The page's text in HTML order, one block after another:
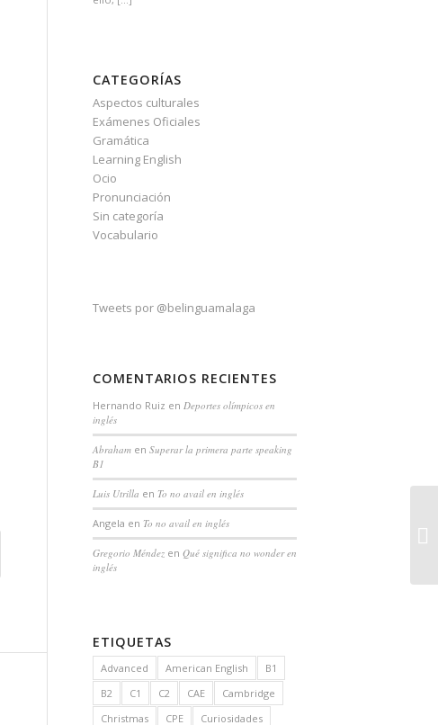
CATEGORÍAS
Aspectos culturales
Exámenes Oficiales
Gramática
Learning English
Ocio
Pronunciación
Sin categoría
Vocabulario
Tweets por @belinguamalaga
COMENTARIOS RECIENTES
Hernando Ruiz en Deportes olímpicos en
inglés
Abrahamen Superar la primera parte speaking
B1
Luis Utrilla en To no avail en inglés
Angela en To no avail en inglés
Gregorio Méndezen Qué significa no wonder en
inglés
ETIQUETAS
Advanced American English
B1
B2
C1 C2 CAE
Cambridge
Christmas
CPE
Curiosidades